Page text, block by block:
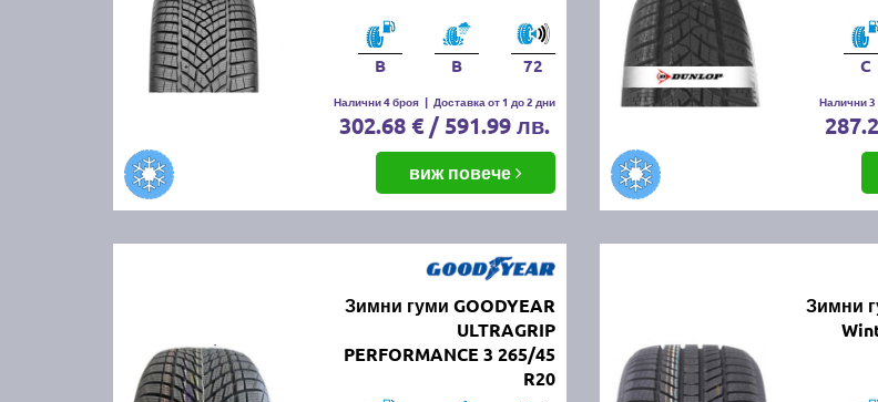
B B 72
Налични 4 броя | Доставка от 1 до 2 дни
302.68 € / 591.99 лв.
виж повече
C
Налични
Зимни гуми GOODYEAR
ULTRAGRIP
PERFORMANCE 3 265/45
R20
Зимни